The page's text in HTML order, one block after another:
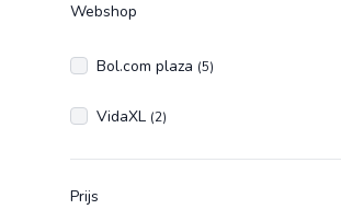
Webshop
Bol.com plaza (5)
VidaXL (2)
Prijs